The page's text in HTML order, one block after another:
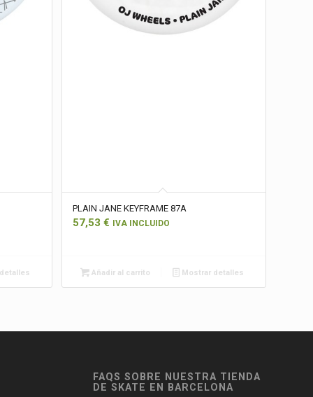
PLAIN JANE KEYFRAME 87A
57,53 € IVA INCLUIDO
Añadir al carrito Mostrar detalles
FAQS SOBRE NUESTRA TIENDA
DE SKATE EN BARCELONA